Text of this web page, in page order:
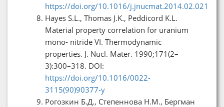
https://doi.org/10.1016/j.jnucmat.2014.02.021
Hayes S.L., Thomas J.K., Peddicord K.L.
Material property correlation for uranium
mono- nitride VI. Thermodynamic
properties. J. Nucl. Mater. 1990;171(2–
3):300–318. DOI:
https://doi.org/10.1016/0022-
3115(90)90377-y
Рогозкин Б.Д., Степеннова Н.М., Бергман